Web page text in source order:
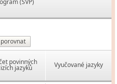
(ŠVP)
porovnat
povinných
jazyků Vyučované jazyky